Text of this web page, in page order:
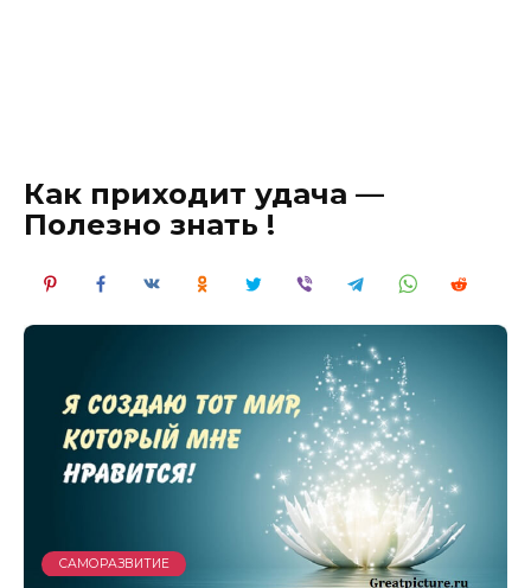
Как приходит удача —
Полезно знать !
САМОРАЗВИТИЕ